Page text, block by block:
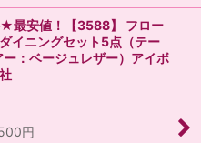
最安値！【3588】 フロー
イニングセット5点（テー
：ベージュレザー）アイボ
円